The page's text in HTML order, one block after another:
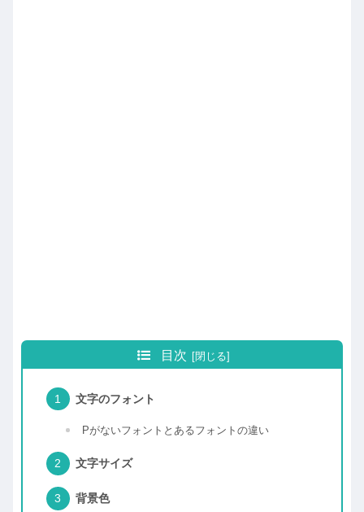
目次
文字のフォント
Pがないフォントとあるフォントの違い
文字サイズ
背景色